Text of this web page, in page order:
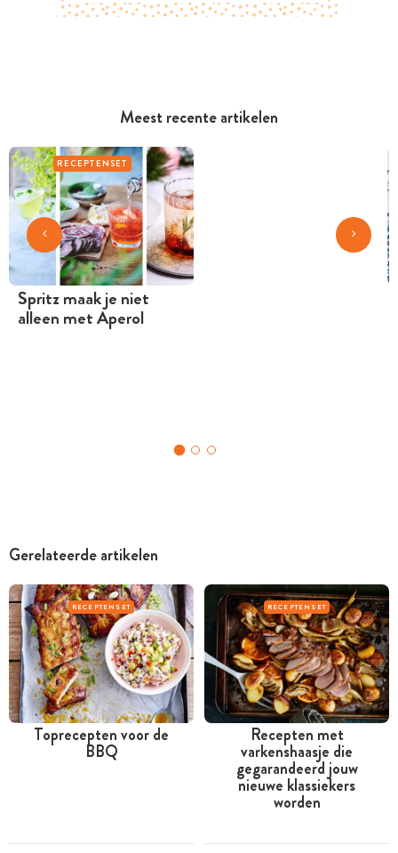
Meest recente artikelen
RECEPTENSET
Spritz maak je niet
alleen met Aperol
Gerelateerde artikelen
RECEPTENSET
Toprecepten voor de
BBQ
RECEPTENSET
Recepten met
varkenshaasje die
gegarandeerd jouw
nieuwe klassiekers
worden